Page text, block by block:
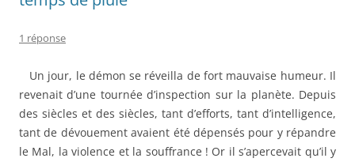
1 réponse
Un jour, le démon se réveilla de fort mauvaise humeur. Il
revenait d’une tournée d’inspection sur la planète. Depuis
des siècles et des siècles, tant d’efforts, tant d’intelligence,
tant de dévouement avaient été dépensés pour y répandre
le Mal, la violence et la souffrance ! Or il s’apercevait qu’il y